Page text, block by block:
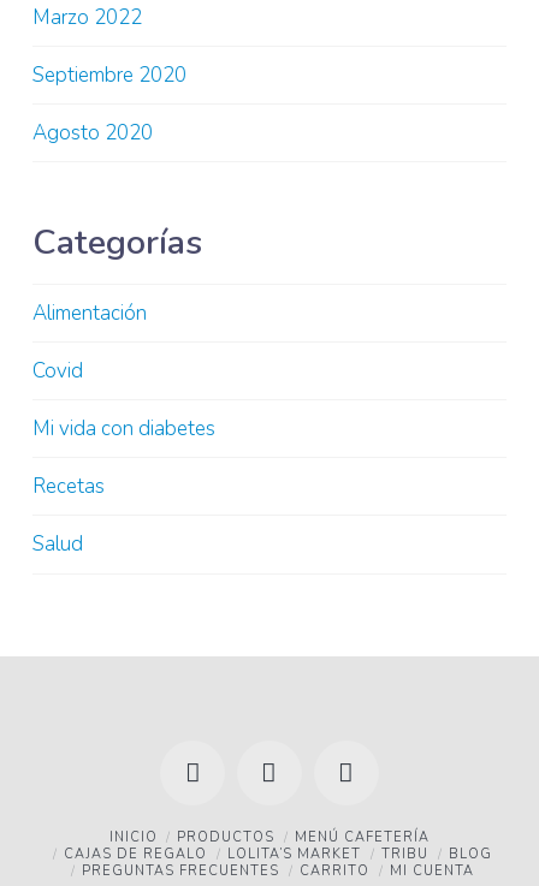
Marzo 2022
Septiembre 2020
Agosto 2020
Categorías
Alimentación
Covid
Mi vida con diabetes
Recetas
Salud
FacebookYouTubeInstagram
INICIO PRODUCTOS
MENÚ CAFETERÍA
CAJAS DE REGALO
LOLITA’S MARKET TRIBU
BLOG
PREGUNTAS FRECUENTES
CARRITO MI CUENTA